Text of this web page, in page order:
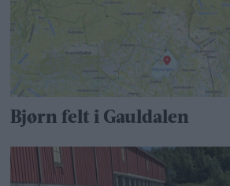
Bjørn felt i Gauldalen